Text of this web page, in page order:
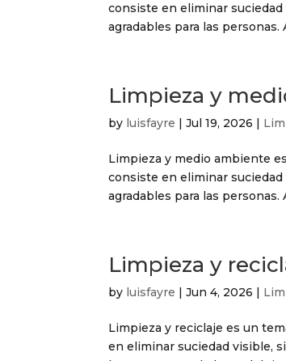
consiste en eliminar
agradables para las
Limpieza y
by luisfayre |Jul 19, 2026 |
Limpieza y medio ambiente
consiste en eliminar
agradables para las
Limpieza y
by luisfayre |Jun 4, 2026 |
Limpieza y reciclaje es un
en eliminar suciedad visible,